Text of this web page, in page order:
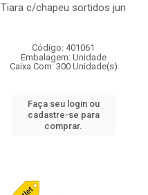
Tiara c/chapeu sortidos jun
Código: 401061
Embalagem: Unidade
Caixa Com: 300 Unidade(s)
Faça seu login ou
cadastre-se para
comprar.